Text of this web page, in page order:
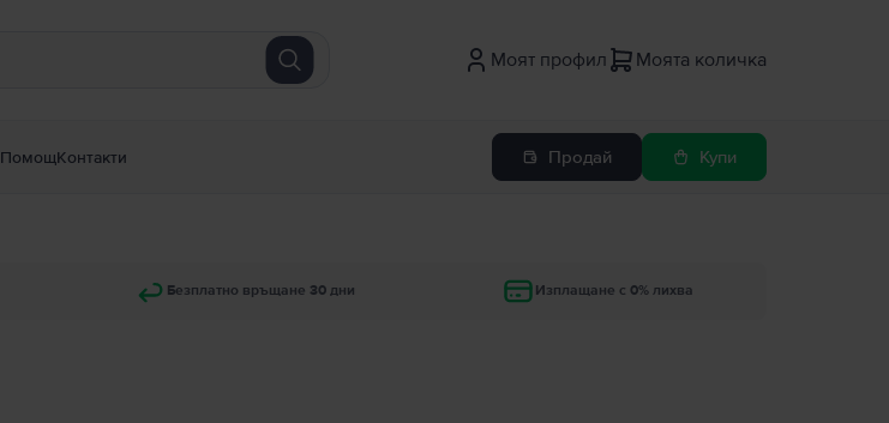
Моят профил Моята количка
ПомощКонтакти Продай Купи
Безплатно връщане 30 дни Изплащане с 0% лихва